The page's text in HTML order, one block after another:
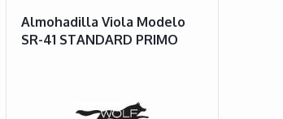
Almohadilla Viola Modelo
SR-41 STANDARD PRIMO